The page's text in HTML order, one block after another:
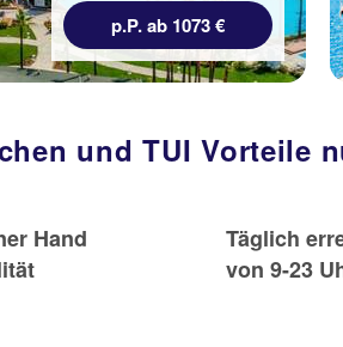
p.P. ab 1073 €
und TUI Vorteile
Hand
Täglich
von 9-23